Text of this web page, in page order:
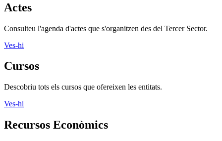
Actes
Consulteu l'agenda d'actes que s'organitzen des del Tercer Sector.
Ves-hi
Cursos
Descobriu tots els cursos que ofereixen les entitats.
Ves-hi
Recursos Econòmics